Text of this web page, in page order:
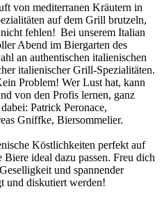
von mediterranen Kräutern in
auf dem Grill brutzeln,
fehlen! Bei unserem Italian
Abend im Biergarten des
an authentischen italienischen
italienischer Grill-Spezialitäten.
Problem! Wer Lust hat, kann
von den Profis lernen, ganz
Patrick Peronace,
Gniffke, Biersommelier.
Köstlichkeiten perfekt auf
ideal dazu passen. Freu dich
und spannender
und diskutiert werden!